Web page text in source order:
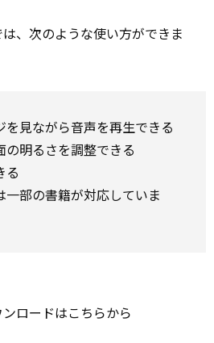
は、次のような使い方ができま
見ながら音声を再生できる
明るさを調整できる
る
部の書籍が対応していま
ロードはこちらから